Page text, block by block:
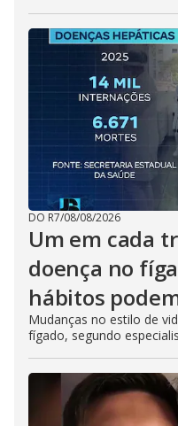
DO R7/08/08/2026
Um em cada
doença no
hábitos
Mudanças no estilo de
fígado, segundo